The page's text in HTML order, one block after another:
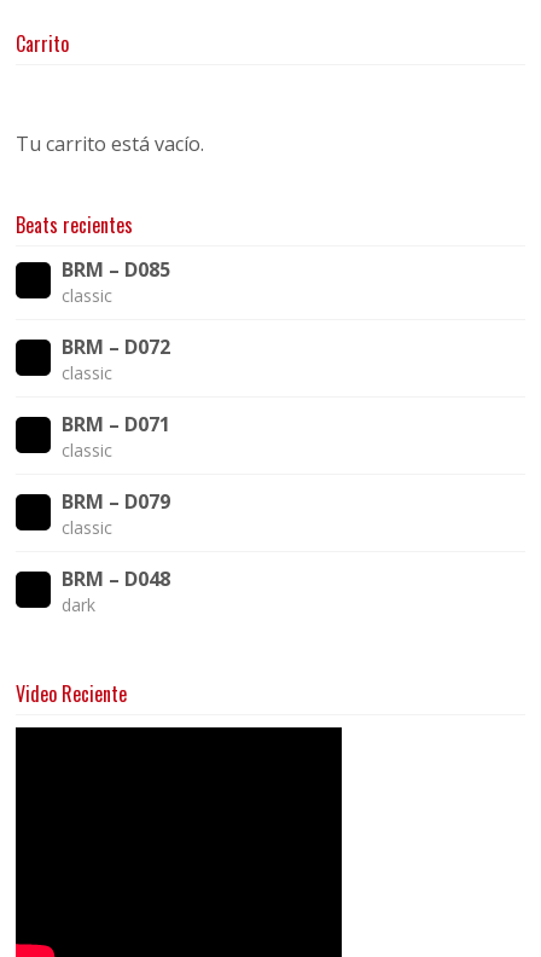
Carrito
Tu carrito está vacío.
Beats recientes
BRM – D085
classic
BRM – D072
classic
BRM – D071
classic
BRM – D079
classic
BRM – D048
dark
Video Reciente